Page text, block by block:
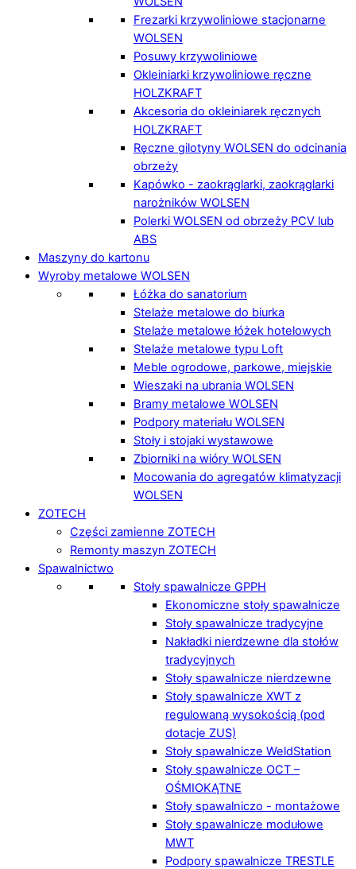
Frezarki krzywoliniowe stacjonarne
WOLSEN
Posuwy krzywoliniowe
Okleiniarki krzywoliniowe ręczne
HOLZKRAFT
Akcesoria do okleiniarek ręcznych
HOLZKRAFT
Ręczne gilotyny WOLSEN do odcinania
obrzeży
Kapówko - zaokrąglarki, zaokrąglarki
narożników WOLSEN
Polerki WOLSEN od obrzeży PCV lub
ABS
Maszyny do kartonu
Wyroby metalowe WOLSEN
Łóżka do sanatorium
Stelaże metalowe do biurka
Stelaże metalowe łóżek hotelowych
Stelaże metalowe typu Loft
Meble ogrodowe, parkowe, miejskie
Wieszaki na ubrania WOLSEN
Bramy metalowe WOLSEN
Podpory materiału WOLSEN
Stoły i stojaki wystawowe
Zbiorniki na wióry WOLSEN
Mocowania do agregatów klimatyzacji
WOLSEN
ZOTECH
Części zamienne ZOTECH
Remonty maszyn ZOTECH
Spawalnictwo
Stoły spawalnicze GPPH
Ekonomiczne stoły spawalnicze
Stoły spawalnicze tradycyjne
Nakładki nierdzewne dla stołów
tradycyjnych
Stoły spawalnicze nierdzewne
Stoły spawalnicze XWT z
regulowaną wysokością (pod
dotacje ZUS)
Stoły spawalnicze WeldStation
Stoły spawalnicze OCT –
OŚMIOKĄTNE
Stoły spawalniczo - montażowe
Stoły spawalnicze modułowe
MWT
Podpory spawalnicze TRESTLE